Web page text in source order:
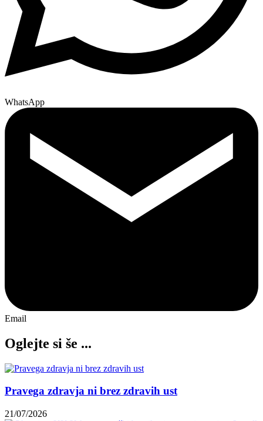
WhatsApp
Email
Oglejte si še ...
Pravega zdravja ni brez zdravih ust
21/07/2026